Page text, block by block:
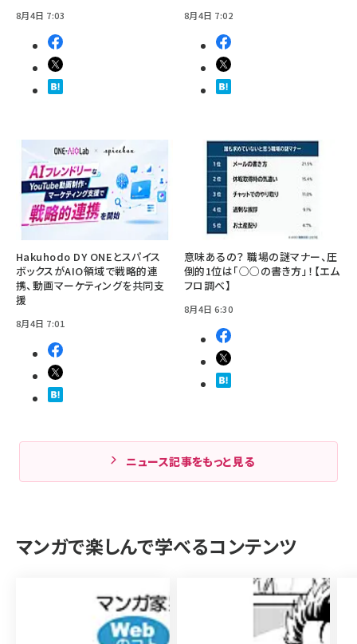
8月4日 7:03 8月4日 7:02
Hakuhodo DY ONEとスパイス
ボックスがAIO領域で戦略的連
携、動画マーケティングを共同支
援
8月4日 7:01
意味あるの？ 職場の謎マナー、圧
倒的1位は「○○の書き方」！【エム
フロ調べ】
8月4日 6:30
ニュース記事をもっと見る
マンガで楽しんで学べるコンテンツ